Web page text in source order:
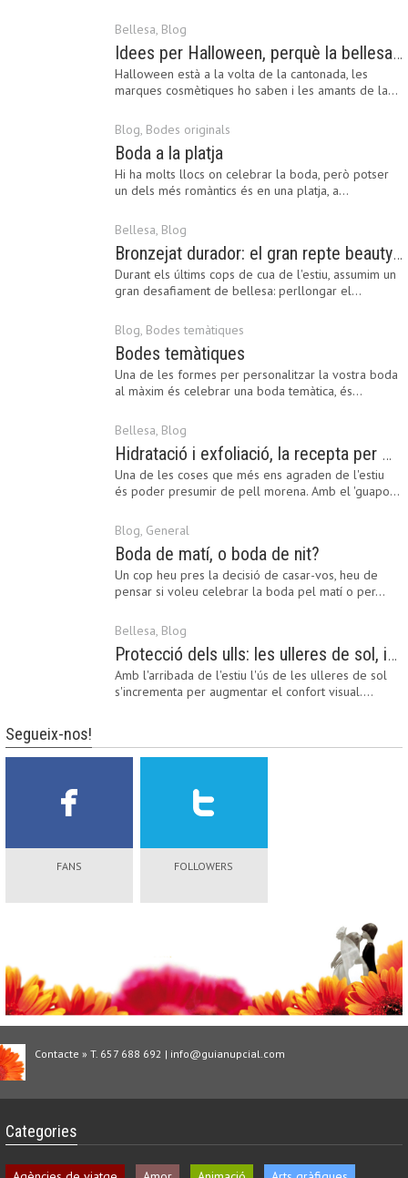
Bellesa, Blog
Idees per Halloween, perquè la bellesa pot ser terrorífica
Halloween està a la volta de la cantonada, les
marques cosmètiques ho saben i les amants de la…
Blog, Bodes originals
Boda a la platja
Hi ha molts llocs on celebrar la boda, però potser
un dels més romàntics és en una platja, a…
Bellesa, Blog
Bronzejat durador: el gran repte beauty del final de l’estiu
Durant els últims cops de cua de l'estiu, assumim un
gran desafiament de bellesa: perllongar el…
Blog, Bodes temàtiques
Bodes temàtiques
Una de les formes per personalitzar la vostra boda
al màxim és celebrar una boda temàtica, és…
Bellesa, Blog
Hidratació i exfoliació, la recepta per mantenir el bronzejat
Una de les coses que més ens agraden de l'estiu
és poder presumir de pell morena. Amb el 'guapo…
Blog, General
Boda de matí, o boda de nit?
Un cop heu pres la decisió de casar-vos, heu de
pensar si voleu celebrar la boda pel matí o per…
Bellesa, Blog
Protecció dels ulls: les ulleres de sol, imprescindibles en una boda estiuenca
Amb l'arribada de l'estiu l'ús de les ulleres de sol
s'incrementa per augmentar el confort visual.…
Segueix-nos!
FANS FOLLOWERS
Contacte » T. 657 688 692 | info@guianupcial.com
Categories